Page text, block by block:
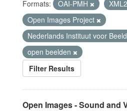
Formats: OAI-PMH
Open Images Project
Nederlands Instituut voor
open beelden
Filter Results
Open Images - Sound and